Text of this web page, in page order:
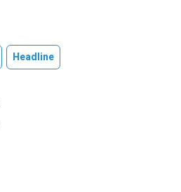
Headline